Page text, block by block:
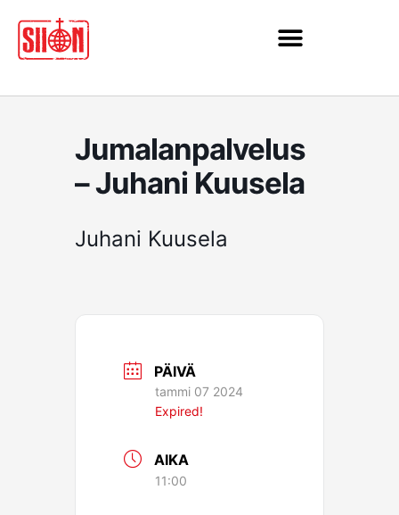
sisältöön
Jumalanpalvelus
– Juhani Kuusela
Juhani Kuusela
PÄIVÄ
tammi 07 2024
Expired!
AIKA
11:00